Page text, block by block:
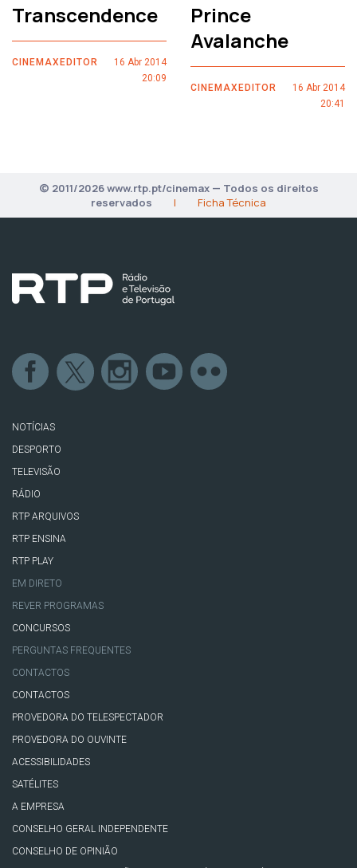
Transcendence
CINEMAXEDITOR
16 Abr 2014
20:09
Prince
Avalanche
CINEMAXEDITOR
16 Abr 2014
20:41
© 2011/2026 www.rtp.pt/cinemax — Todos os direitos
reservados
| Ficha Técnica
NOTÍCIAS
DESPORTO
TELEVISÃO
RÁDIO
RTP ARQUIVOS
RTP ENSINA
RTP PLAY
EM DIRETO
REVER PROGRAMAS
CONCURSOS
PERGUNTAS FREQUENTES
CONTACTOS
CONTACTOS
PROVEDORA DO TELESPECTADOR
PROVEDORA DO OUVINTE
ACESSIBILIDADES
SATÉLITES
A EMPRESA
CONSELHO GERAL INDEPENDENTE
CONSELHO DE OPINIÃO